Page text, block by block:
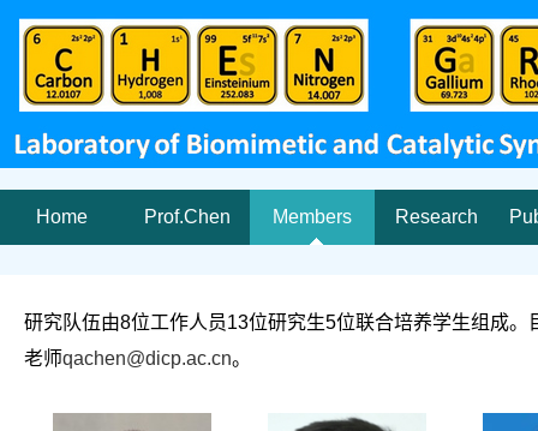
Home Prof.Chen Members Research
研究队伍由8位工作人员13位研究生5位联合培养学生组成
老师qachen@dicp.ac.cn。